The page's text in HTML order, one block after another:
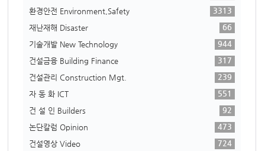
환경안전 Environment,Safety
3313
재난재해 Disaster
66
기술개발 New Technology
944
건설금융 Building Finance
317
건설관리 Construction Mgt.
239
자 동 화 ICT
551
건 설 인 Builders
92
논단칼럼 Opinion
473
건설영상 Video
724